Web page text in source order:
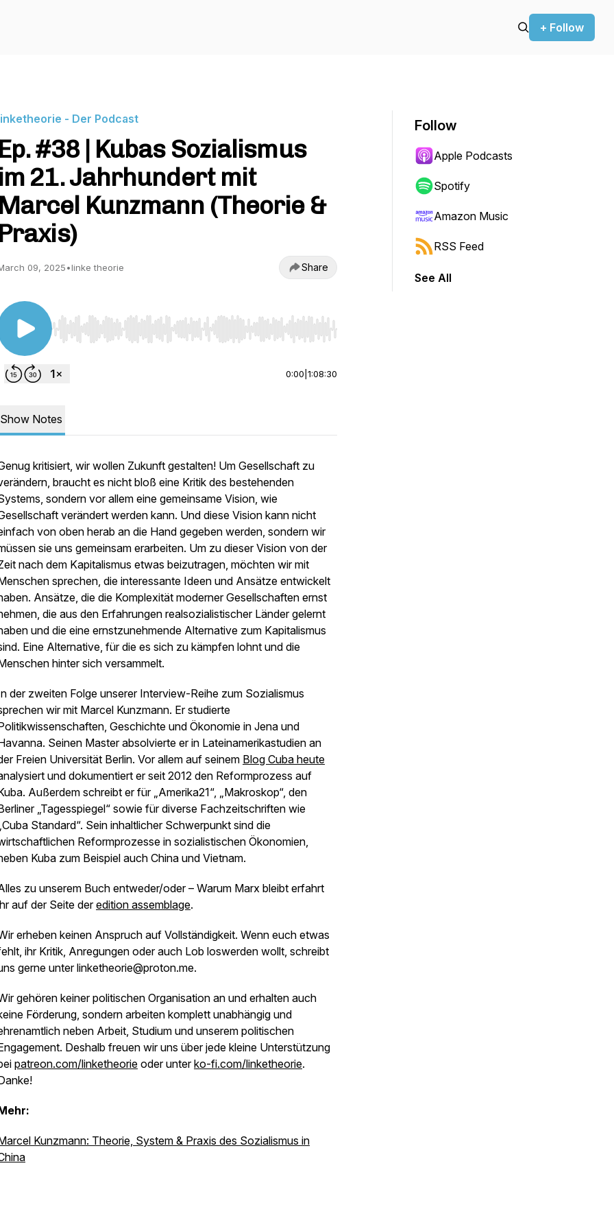
+ Follow
- Der Podcast
Ep. #38 | Kubas Sozialismus
im 21. Jahrhundert mit
Marcel Kunzmann (Theorie &
Praxis)
09, 2025•linke theorie Share
Use Left/Right to seek, Home/End to jump to start or end. Hold shift to jump forward or backward.
0:00 1:08:30
Show Notes
kritisiert, wir wollen Zukunft gestalten! Um Gesellschaft zu
braucht es nicht bloß eine Kritik des bestehenden
sondern vor allem eine gemeinsame Vision, wie
verändert werden kann. Und diese Vision kann nicht
von oben herab an die Hand gegeben werden, sondern wir
sie uns gemeinsam erarbeiten. Um zu dieser Vision von der
nach dem Kapitalismus etwas beizutragen, möchten wir mit
sprechen, die interessante Ideen und Ansätze entwickelt
Ansätze, die die Komplexität moderner Gesellschaften ernst
die aus den Erfahrungen realsozialistischer Länder gelernt
und die eine ernstzunehmende Alternative zum Kapitalismus
Eine Alternative, für die es sich zu kämpfen lohnt und die
hinter sich versammelt.
der zweiten Folge unserer Interview-Reihe zum Sozialismus
wir mit Marcel Kunzmann. Er studierte
Geschichte und Ökonomie in Jena und
Seinen Master absolvierte er in Lateinamerikastudien an
Freien Universität Berlin. Vor allem auf seinem Blog Cuba heute
und dokumentiert er seit 2012 den Reformprozess auf
Außerdem schreibt er für „Amerika21“, „Makroskop“, den
„Tagesspiegel“ sowie für diverse Fachzeitschriften wie
Standard“. Sein inhaltlicher Schwerpunkt sind die
Reformprozesse in sozialistischen Ökonomien,
Kuba zum Beispiel auch China und Vietnam.
zu unserem Buch entweder/oder – Warum Marx bleibt erfahrt
auf der Seite deredition assemblage.
erheben keinen Anspruch auf Vollständigkeit. Wenn euch etwas
ihr Kritik, Anregungen oder auch Lob loswerden wollt, schreibt
gerne unter linketheorie@proton.me.
gehören keiner politischen Organisation an und erhalten auch
Förderung, sondern arbeiten komplett unabhängig und
neben Arbeit, Studium und unserem politischen
Deshalb freuen wir uns über jede kleine Unterstützung
patreon.com/linketheorie oder unterko-fi.com/linketheorie.
Kunzmann: Theorie, System & Praxis des Sozialismus in
Follow
Apple Podcasts
Spotify
Amazon Music
RSS Feed
See All